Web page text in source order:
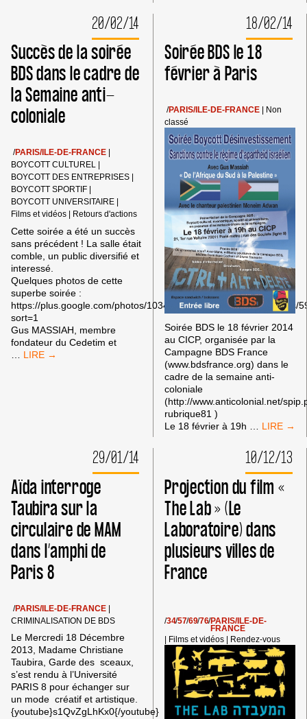
À
MONSIEUR
LE
MAIRE
GENNEVILLIERS
COLONIALE
DU
1ER
MARS
20/02/14
Succès de la soirée
BDS dans le cadre de
la Semaine anti-
coloniale
/PARIS/ILE-DE-FRANCE
BOYCOTT CULTUREL
BOYCOTT DES ENTREPRISES
BOYCOTT SPORTIF
BOYCOTT UNIVERSITAIRE
Films et vidéos
Retours d'actions
Cette soirée a été un succès
sans précédent ! La salle était
comble, un public diversifié et
interessé.
Quelques photos de cette
superbe soirée :
https://plus.google.com/photos/103443993096431512362/albums/
sort=1
Gus MASSIAH, membre
fondateur du Cedetim et
SUCCÈS
SEMAINE
ANTI-
COLONIALE
18/02/14
Soirée BDS le 18
février à Paris
/PARIS/ILE-DE-FRANCE
Non
classé
Soirée BDS le 18 février 2014
au CICP, organisée par la
Campagne BDS France
(www.bdsfrance.org) dans le
cadre de la semaine anti-
coloniale
(http://www.anticolonial.net/
rubrique81 )
Le 18 février à 19h
SOIRÉE
LE
18
FÉVRIER
29/01/14
Aïda interroge
Taubira sur la
circulaire de MAM
dans l’amphi de
Paris 8
/PARIS/ILE-DE-FRANCE
CRIMINALISATION DE BDS
Le Mercredi 18 Décembre
2013, Madame Christiane
Taubira, Garde des sceaux,
s’est rendu à l’Université
PARIS 8 pour échanger sur
un mode créatif et artistique.
{youtube}s1QvZgLhKx0{/youtube}
10/12/13
Projection du film «
The Lab » (Le
Laboratoire) dans
plusieurs villes de
France
/34/57/69/76/PARIS/ILE-DE-
FRANCE
Films et vidéos Rendez-vous